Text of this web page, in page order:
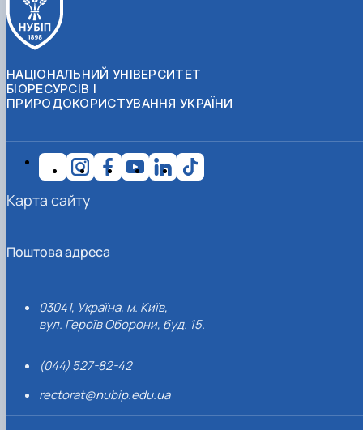
НАЦІОНАЛЬНИЙ УНІВЕРСИТЕТ
БІОРЕСУРСІВ І
ПРИРОДОКОРИСТУВАННЯ УКРАЇНИ
Поштова адреса
03041, Україна, м. Київ,
вул. Героїв Оборони, буд. 15.
(044) 527-82-42
rectorat@nubip.edu.ua
Карта сайту